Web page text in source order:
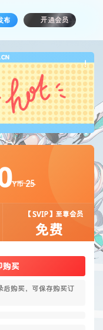
布 开通会员
!
Y币25
【SVIP】至尊会员
免费
购买
后购买，可保存购买订